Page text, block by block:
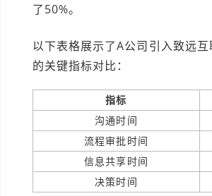
了50%。
以下表格展示了A公司引入致远
的关键指标对比：
指标
沟通时间
流程审批时间
信息共享时间
决策时间